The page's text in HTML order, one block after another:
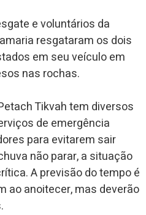
e voluntários da
resgataram os dois
em seu veículo em
nas rochas.
Tikvah tem diversos
de emergência
para evitarem sair
não parar, a situação
A previsão do tempo é
ao anoitecer, mas deverão